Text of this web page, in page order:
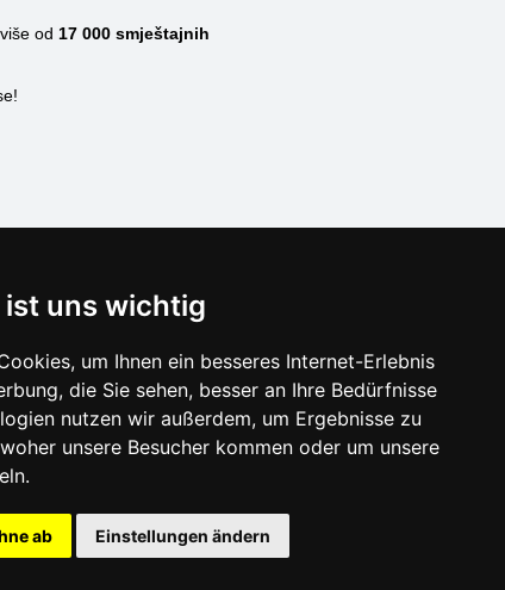
uns wichtig
um Ihnen ein besseres Internet-Erlebnis
die Sie sehen, besser an Ihre Bedürfnisse
nutzen wir außerdem, um Ergebnisse zu
unsere Besucher kommen oder um unsere
ab Einstellungen ändern
od 17 000 smještajnih
Kvarner